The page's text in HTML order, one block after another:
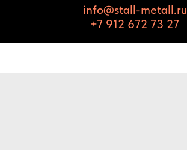
info@stall-metall.ru
+7 912 672 73 27